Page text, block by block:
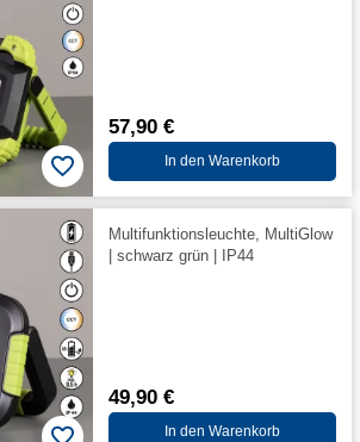
57,90 €
In den Warenkorb
Multifunktionsleuchte, MultiGlow
| schwarz grün | IP44
49,90 €
In den Warenkorb